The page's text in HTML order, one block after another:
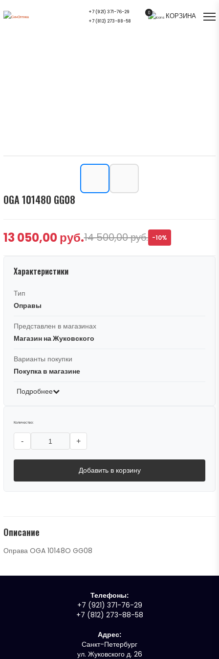
+7 (921) 371-76-29
+7 (812) 273-88-58
0 КОРЗИНА
OGA 10148O GG08
13 050,00 руб.14 500,00 руб. -10%
Характеристики
Тип
Оправы
Представлен в магазинах
Магазин на Жуковского
Варианты покупки
Покупка в магазине
Подробнее
Количество:
- +
Добавить в корзину
Описание
Оправа OGA 10148O GG08
Телефоны:
+7 (921) 371-76-29
+7 (812) 273-88-58
Адрес:
Санкт-Петербург
ул. Жуковского д. 26